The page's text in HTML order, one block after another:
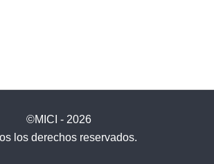
©MICI - 2026
los derechos reservados.